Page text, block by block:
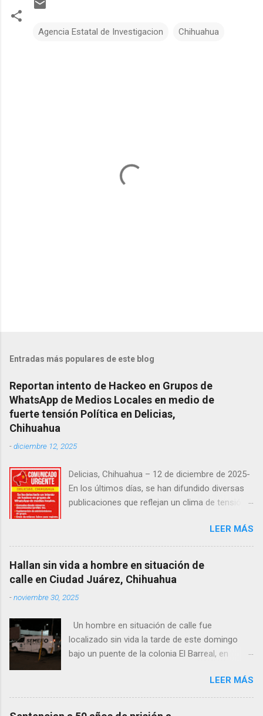
Agencia Estatal de Investigacion Chihuahua
Entradas más populares de este blog
Reportan intento de Hackeo en Grupos de
WhatsApp de Medios Locales en medio de
fuerte tensión Política en Delicias,
Chihuahua
-diciembre 12, 2025
Delicias, Chihuahua – 12 de diciembre de 2025-
En los últimos días, se han difundido diversas
publicaciones que reflejan un clima de tensión
señalamientos sobre presuntas irregularidades
atribuidas a elementos de la Fiscalía General de
la República, así como manifestaciones de
agricultores en rechazo a la Ley de Agua. Ayer,
durante una posada organizada por la
senadora Andrea Chávez, se registraron
imágenes de la legisladora y del senador Adán
Augusto López, acompañadas de mensajes de
inconformidad. En este contexto de alta
intento de hackeo que ya afectó a seguidores
de dos medios locales de Delicias a través de
LEER MÁS
Hallan sin vida a hombre en situación de
calle en Ciudad Juárez, Chihuahua
-noviembre 30, 2025
Un hombre en situación de calle fue
localizado sin vida la tarde de este domingo
bajo un puente de la colonia El Barreal, en
de las calles 20 de Noviembre y Ramón Corona,
donde vecinos reportaron la presencia del
cuerpo. Elementos ministeriales y peritos de la
LEER MÁS